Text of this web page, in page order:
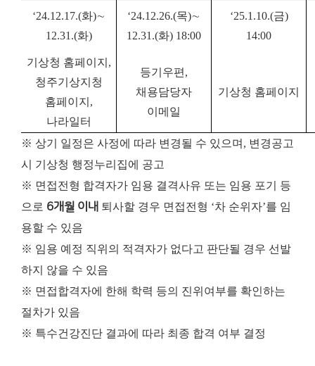
‘24.12.17.(화)∼
12.31.(화)
‘24.12.26.(목)∼
12.31.(화) 18:00
‘25.1.10.(금)
14:00
기상청 홈페이지,
청주기상지청
홈페이지,
나라일터
등기우편,
채용담당자
이메일
기상청 홈페이지
※ 상기 일정은 사정에 따라 변경될 수 있으며, 변경공고
시 기상청 행정누리집에 공고
※ 면접전형 합격자가 임용 결격사유 또는 임용 포기 등
으로 6개월 이내 퇴사할 경우 면접전형 ‘차 순위자’를 임
용할 수 있음
※ 임용 예정 직위의 적격자가 없다고 판단될 경우 선발
하지 않을 수 있음
※ 면접합격자에 한해 학력 등의 진위여부를 확인하는
절차가 있음
※ 특수건강진단 결과에 따라 최종 합격 여부 결정